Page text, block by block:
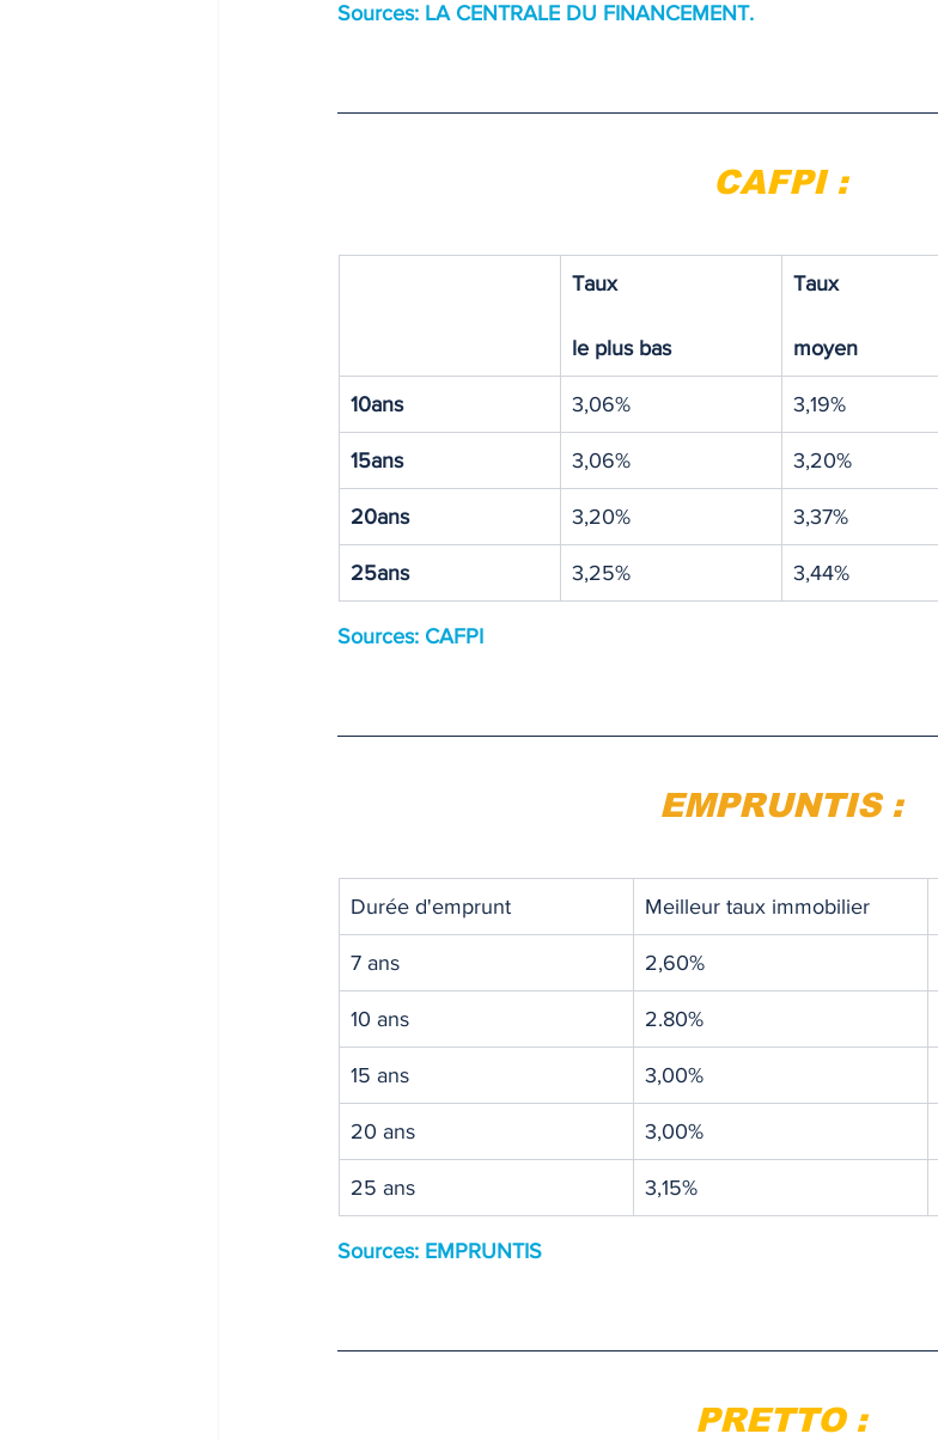
Sources: LA CENTRALE DU FINANCEMENT.
CAFPI :
Taux
le plus bas
Taux
moyen
10ans 3,06% 3,19%
15ans 3,06% 3,20%
20ans 3,20% 3,37%
25ans 3,25% 3,44%
Sources: CAFPI
EMPRUNTIS :
Durée d'emprunt Meilleur taux immobilier
7 ans 2,60%
10 ans 2.80%
15 ans 3,00%
20 ans 3,00%
25 ans 3,15%
Sources: EMPRUNTIS
PRETTO :